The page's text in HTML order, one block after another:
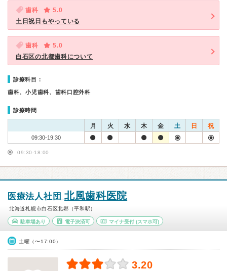
歯科
5.0
土日祝日もやっている
歯科
5.0
白石区の北都歯科について
診療科目：
歯科、小児歯科、歯科口腔外科
診療時間
月 火 水 木 金 土 日 祝
09:30-19:30
09:30-18:00
医療法人社団 北風歯科医院
北海道札幌市白石区北郷（平和駅）
駐車場あり 電子決済可 マイナ受付 (スマホ可)
土曜（〜17:00）
3.20